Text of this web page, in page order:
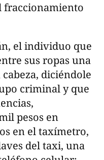
fraccionamiento
el individuo que
sus ropas una
diciéndole
criminal y que
pesos en
en el taxímetro,
del taxi, una